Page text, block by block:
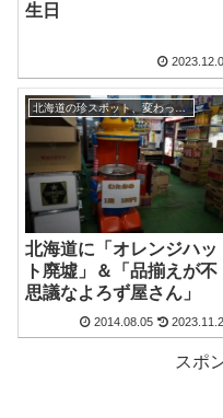
生日
北海道の珍スポット、変わった観光地
北海道に「オレンジハッ
ト廃墟」＆「品揃えが不
思議なよろず屋さん」
2014.08.05
スポ